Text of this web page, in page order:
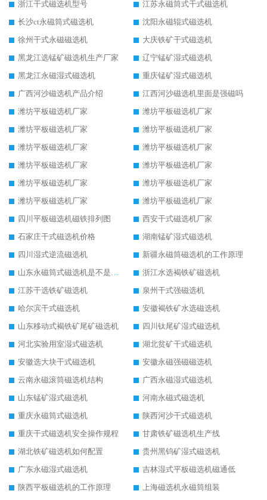
浙江干式磁选机型号
江苏永磁筒式干式磁选机
长沙ct永磁筒式磁选机
沈阳永磁辊式磁选机
徐州干式永磁磁选机
大庆铁矿干式磁选机
黑龙江选锰矿磁选机生产厂家
辽宁锰矿湿式磁选机
黑龙江永磁湿式磁选机
重庆锰矿湿式磁选机
广西河沙磁选机产品介绍
江西河沙磁选机里面是强磁吗
潍坊平板磁选机厂家
潍坊平板磁选机厂家
潍坊平板磁选机厂家
潍坊平板磁选机厂家
潍坊平板磁选机厂家
潍坊平板磁选机厂家
潍坊平板磁选机厂家
潍坊平板磁选机厂家
潍坊平板磁选机厂家
潍坊平板磁选机厂家
潍坊平板磁选机厂家
潍坊平板磁选机厂家
四川平板磁选机磁铁排列图
西安干式磁选机厂家
石家庄干式磁选机价格
湖南锰矿湿式磁选机
四川湿式逆流磁选机
新疆永磁筒磁选机的工作原理
山东永磁筒式磁选机是不是强磁
浙江水选褐铁矿磁选机
江苏干选铁矿磁选机
泉州干式强磁选机
哈尔滨干式磁选机
安徽褐铁矿水选磁选机
山东移动式褐铁矿尾矿磁选机
四川钛尾矿湿式磁选机
河北实验用室湿式磁选机
湖北贫矿干式磁选机
安徽选大块干式磁选机
安徽永磁强磁磁选机
云南永磁滚筒磁选机结构
广西永磁湿式磁选机
山东锰矿湿式磁选机
河南永磁式磁选机
重庆永磁筒式磁选机
陕西河沙干式磁选机
重庆干式磁选机安全操作规程
甘肃铁矿磁选机生产线
湖北铁矿磁选机如何配置
贵州黑钨矿湿式磁选机
广东永磁湿式磁选机
吉林湿式平板磁选机磁通低
陕西平板磁选机的工作原理
上海磁选机永磁筒组装